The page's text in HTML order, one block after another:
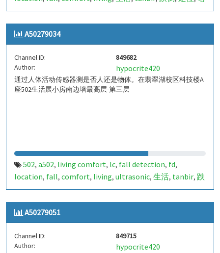
山,室内定位,室内,indoor,indoor living comfort,ilc,
indoor living quality,ilq,849681,a50279033,pir,人体活
动 A50279034
Channel ID:
849682
Author:
hypocrite420
通过人体活动传感器测是否人还是物体。在翡翠湖校区科技楼A
座502生活展小房南边墙最高层-第三层
502, a502, living comfort, lc, fall detection, fd,
location, fall, comfort, living, ultrasonic, 生活, tanbir, 跌
倒,定位,哈山,室内定位,室内,indoor,indoor living
comfort,ilc,indoor living quality,ilq,849682,a50279034,
pir,人体活动
A50279051
Channel ID:
849715
Author:
hypocrite420